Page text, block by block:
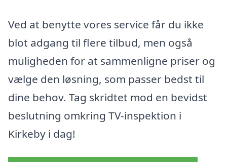
Ved at benytte vores service får du ikke
blot adgang til flere tilbud, men også
muligheden for at sammenligne priser og
vælge den løsning, som passer bedst til
dine behov. Tag skridtet mod en bevidst
beslutning omkring TV-inspektion i
Kirkeby i dag!